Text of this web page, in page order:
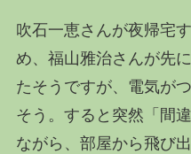
吹石一恵さんが夜帰宅
め、福山雅治さんが先
たそうですが、電気が
そう。すると突然「間
ながら、部屋から飛び